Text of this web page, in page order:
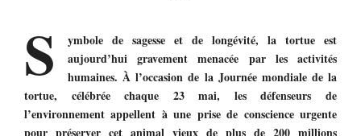
S
ymbole de sagesse et de longévité, la tortue est
aujourd’hui gravement menacée par les activités
humaines. À l’occasion de la Journée mondiale de la
tortue, célébrée chaque 23 mai, les défenseurs de
l’environnement appellent à une prise de conscience urgente
pour préserver cet animal vieux de plus de 200 millions